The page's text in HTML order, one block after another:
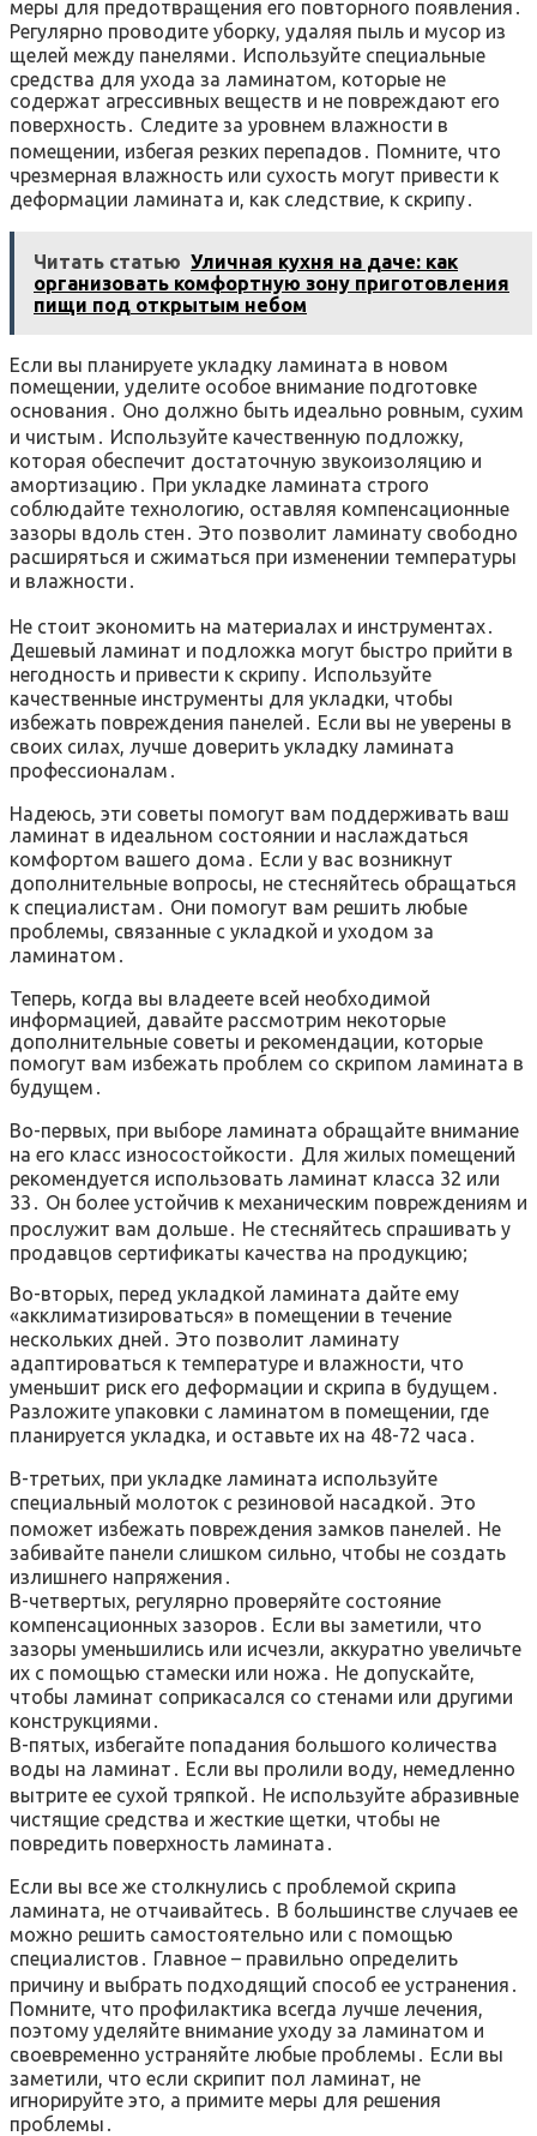
меры для предотвращения его повторного появления․
Регулярно проводите уборку, удаляя пыль и мусор из
щелей между панелями․ Используйте специальные
средства для ухода за ламинатом, которые не
содержат агрессивных веществ и не повреждают его
поверхность․ Следите за уровнем влажности в
помещении, избегая резких перепадов․ Помните, что
чрезмерная влажность или сухость могут привести к
деформации ламината и, как следствие, к скрипу․
Читать статью Уличная кухня на даче: как
организовать комфортную зону приготовления
пищи под открытым небом
Если вы планируете укладку ламината в новом
помещении, уделите особое внимание подготовке
основания․ Оно должно быть идеально ровным, сухим
и чистым․ Используйте качественную подложку,
которая обеспечит достаточную звукоизоляцию и
амортизацию․ При укладке ламината строго
соблюдайте технологию, оставляя компенсационные
зазоры вдоль стен․ Это позволит ламинату свободно
расширяться и сжиматься при изменении температуры
и влажности․
Не стоит экономить на материалах и инструментах․
Дешевый ламинат и подложка могут быстро прийти в
негодность и привести к скрипу․ Используйте
качественные инструменты для укладки, чтобы
избежать повреждения панелей․ Если вы не уверены в
своих силах, лучше доверить укладку ламината
профессионалам․
Надеюсь, эти советы помогут вам поддерживать ваш
ламинат в идеальном состоянии и наслаждаться
комфортом вашего дома․ Если у вас возникнут
дополнительные вопросы, не стесняйтесь обращаться
к специалистам․ Они помогут вам решить любые
проблемы, связанные с укладкой и уходом за
ламинатом․
Теперь, когда вы владеете всей необходимой
информацией, давайте рассмотрим некоторые
дополнительные советы и рекомендации, которые
помогут вам избежать проблем со скрипом ламината в
будущем․
Во-первых, при выборе ламината обращайте внимание
на его класс износостойкости․ Для жилых помещений
рекомендуется использовать ламинат класса 32 или
33․ Он более устойчив к механическим повреждениям и
прослужит вам дольше․ Не стесняйтесь спрашивать у
продавцов сертификаты качества на продукцию;
Во-вторых, перед укладкой ламината дайте ему
«акклиматизироваться» в помещении в течение
нескольких дней․ Это позволит ламинату
адаптироваться к температуре и влажности, что
уменьшит риск его деформации и скрипа в будущем․
Разложите упаковки с ламинатом в помещении, где
планируется укладка, и оставьте их на 48-72 часа․
В-третьих, при укладке ламината используйте
специальный молоток с резиновой насадкой․ Это
поможет избежать повреждения замков панелей․ Не
забивайте панели слишком сильно, чтобы не создать
излишнего напряжения․
В-четвертых, регулярно проверяйте состояние
компенсационных зазоров․ Если вы заметили, что
зазоры уменьшились или исчезли, аккуратно увеличьте
их с помощью стамески или ножа․ Не допускайте,
чтобы ламинат соприкасался со стенами или другими
конструкциями․
В-пятых, избегайте попадания большого количества
воды на ламинат․ Если вы пролили воду, немедленно
вытрите ее сухой тряпкой․ Не используйте абразивные
чистящие средства и жесткие щетки, чтобы не
повредить поверхность ламината․
Если вы все же столкнулись с проблемой скрипа
ламината, не отчаивайтесь․ В большинстве случаев ее
можно решить самостоятельно или с помощью
специалистов․ Главное – правильно определить
причину и выбрать подходящий способ ее устранения․
Помните, что профилактика всегда лучше лечения,
поэтому уделяйте внимание уходу за ламинатом и
своевременно устраняйте любые проблемы․ Если вы
заметили, что если скрипит пол ламинат, не
игнорируйте это, а примите меры для решения
проблемы․